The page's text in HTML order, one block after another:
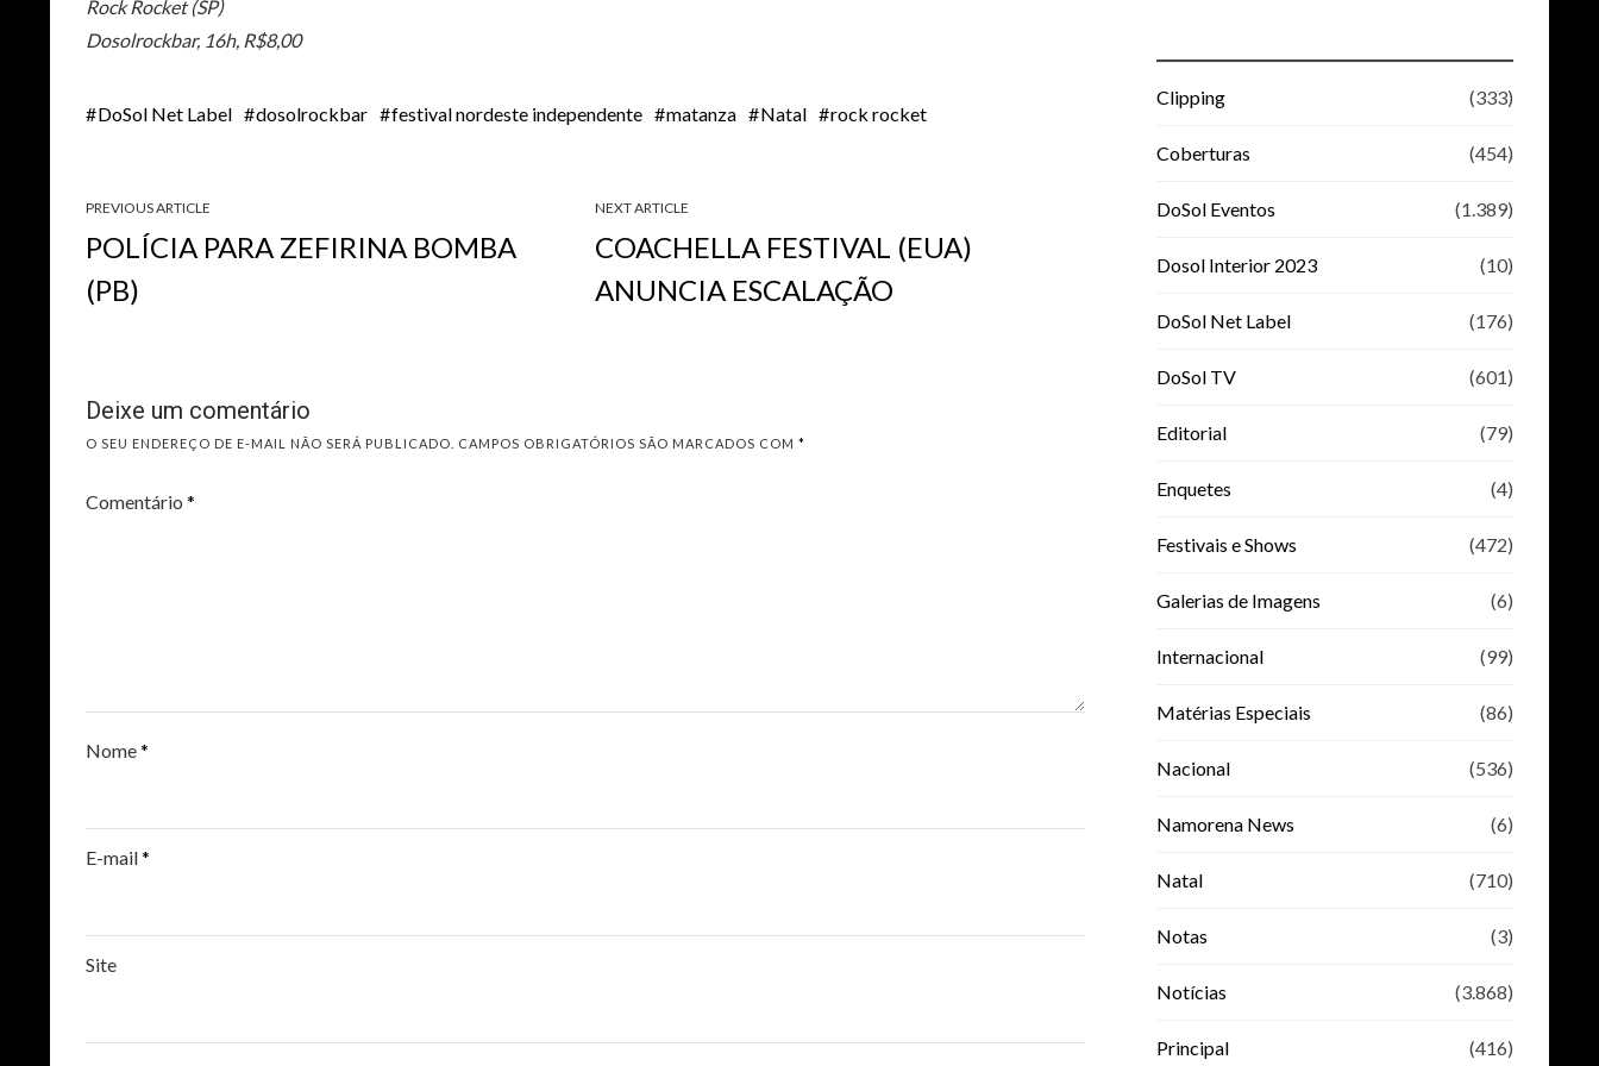
Rock Rocket (SP)
Dosolrockbar, 16h, R$8,00
DoSol Net Label dosolrockbar festival nordeste independente matanza Natal rock rocket
PREVIOUS ARTICLE
POLÍCIA PARA ZEFIRINA BOMBA
(PB)
NEXT ARTICLE
COACHELLA FESTIVAL (EUA)
ANUNCIA ESCALAÇÃO
Deixe um comentário
O SEU ENDEREÇO DE E-MAIL NÃO SERÁ PUBLICADO. CAMPOS OBRIGATÓRIOS SÃO MARCADOS COM *
Comentário *
Nome*
E-mail*
Site
Clipping (333)
Coberturas (454)
DoSol Eventos (1.389)
Dosol Interior 2023 (10)
DoSol Net Label (176)
DoSol TV (601)
Editorial (79)
Enquetes (4)
Festivais e Shows (472)
Galerias de Imagens (6)
Internacional (99)
Matérias Especiais (86)
Nacional (536)
Namorena News (6)
Natal (710)
Notas (3)
Notícias (3.868)
Principal (416)